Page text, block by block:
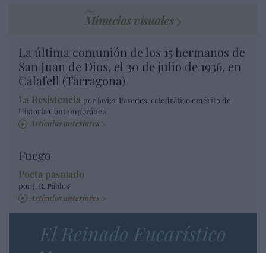
Minucias visuales
La última comunión de los 15 hermanos de
San Juan de Dios, el 30 de julio de 1936, en
Calafell (Tarragona)
La Resistencia por Javier Paredes, catedrático emérito de
Historia Contemporánea
Artículos anteriores
Fuego
Poeta pasmado
por J. R. Pablos
Artículos anteriores
El Reinado Eucarístico